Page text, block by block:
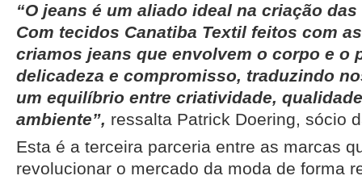
“O jeans é um aliado ideal na criação
Com tecidos Canatiba Textil feitos com
criamos jeans que envolvem o corpo e o
delicadeza e compromisso, traduzindo
um equilíbrio entre criatividade,
ambiente”, ressalta Patrick Doering, sócio
Esta é a terceira parceria entre as marcas
revolucionar o mercado da moda de forma